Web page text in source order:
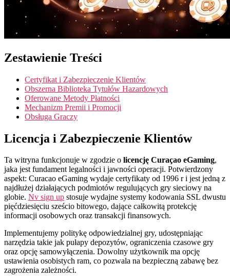
Zestawienie Treści
Certyfikat i Zabezpieczenie Klientów
Obszerna Biblioteka Tytułów Hazardowych
Oferowane Metody Płatności
Mechanizm Premii i Promocji
Obsługa Graczy
Licencja i Zabezpieczenie Klientów
Ta witryna funkcjonuje w zgodzie o licencję Curaçao eGaming,
jaka jest fundament legalności i jawności operacji. Potwierdzony
aspekt: Curacao eGaming wydaje certyfikaty od 1996 r i jest jedną z
najdłużej działających podmiotów regulujących gry sieciowy na
globie. Nv sign up stosuje wydajne systemy kodowania SSL dwustu
pięćdziesięciu sześcio bitowego, dające całkowitą protekcję
informacji osobowych oraz transakcji finansowych.
Implementujemy politykę odpowiedzialnej gry, udostępniając
narzędzia takie jak pułapy depozytów, ograniczenia czasowe gry
oraz opcję samowyłączenia. Dowolny użytkownik ma opcję
ustawienia osobistych ram, co pozwala na bezpieczną zabawę bez
zagrożenia zależności.